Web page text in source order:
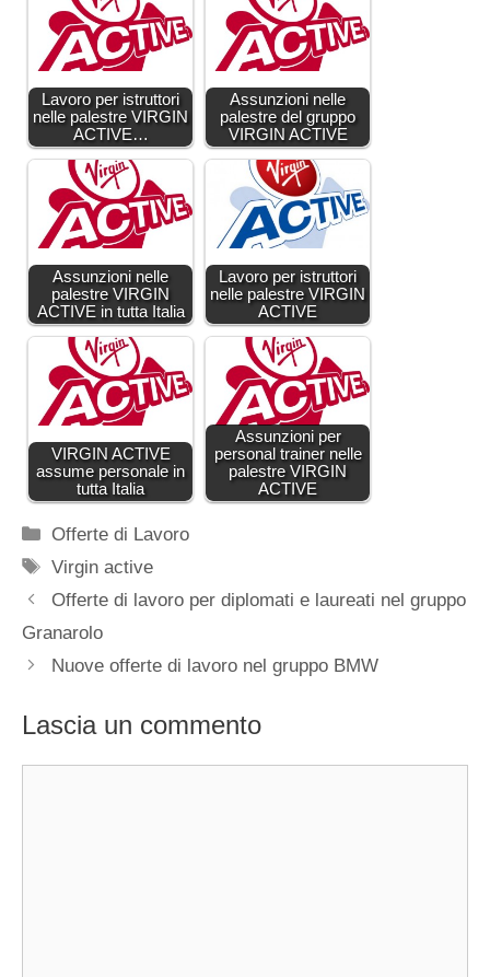
Lavoro per istruttori
nelle palestre VIRGIN
ACTIVE…
Assunzioni nelle
palestre del gruppo
VIRGIN ACTIVE
Assunzioni nelle
palestre VIRGIN
ACTIVE in tutta Italia
Lavoro per istruttori
nelle palestre VIRGIN
ACTIVE
VIRGIN ACTIVE
assume personale in
tutta Italia
Assunzioni per
personal trainer nelle
palestre VIRGIN
ACTIVE
Categorie
Offerte di Lavoro
Tag
Virgin active
Offerte di lavoro per diplomati e laureati nel gruppo
Granarolo
Nuove offerte di lavoro nel gruppo BMW
Lascia un commento